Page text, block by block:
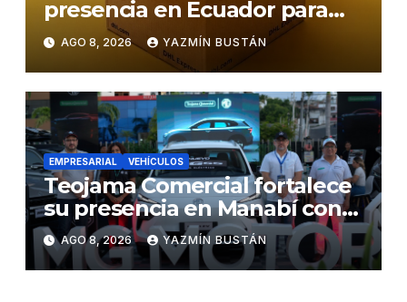
presencia en Ecuador para
responder al crecimiento de
las exportaciones
AGO 8, 2026 YAZMÍN BUSTÁN
EMPRESARIAL VEHÍCULOS
Teojama Comercial fortalece
su presencia en Manabí con
una apuesta por la movilidad
híbrida y eléctrica durante
ExpoAuto del Pacífico 2026
AGO 8, 2026 YAZMÍN BUSTÁN